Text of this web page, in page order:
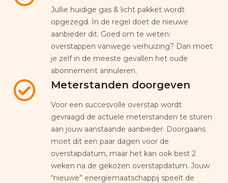
Jullie huidige gas & licht pakket wordt
opgezegd. In de regel doet de nieuwe
aanbieder dit. Goed om te weten:
overstappen vanwege verhuizing? Dan moet
je zelf in de meeste gevallen het oude
abonnement annuleren.
Meterstanden doorgeven
Voor een succesvolle overstap wordt
gevraagd de actuele meterstanden te sturen
aan jouw aanstaande aanbieder. Doorgaans
moet dit een paar dagen voor de
overstapdatum, maar het kan ook best 2
weken na de gekozen overstapdatum. Jouw
“nieuwe” energiemaatschappij speelt de